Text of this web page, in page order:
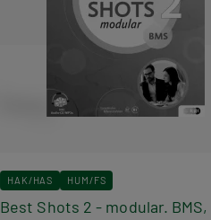
HAK/HAS HUM/FS
Best Shots 2 - modular. BMS,